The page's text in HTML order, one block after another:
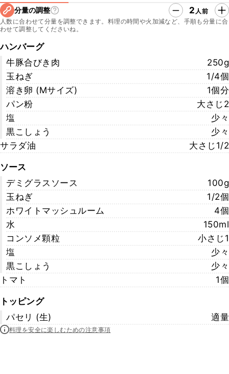
分量の調整 2 人前
人数に合わせて分量を調整できます。料理の時間や火加減など、手順も分量に合
わせて調整してくださいね。
ハンバーグ
牛豚合びき肉
250g
玉ねぎ
1/4個
溶き卵 (Mサイズ)
1個分
パン粉
大さじ2
塩
少々
黒こしょう
少々
サラダ油
大さじ1/2
ソース
デミグラスソース
100g
玉ねぎ
1/2個
ホワイトマッシュルーム
4個
水
150ml
コンソメ顆粒
小さじ1
塩
少々
黒こしょう
少々
トマト
1個
トッピング
パセリ (生)
適量
料理を安全に楽しむための注意事項